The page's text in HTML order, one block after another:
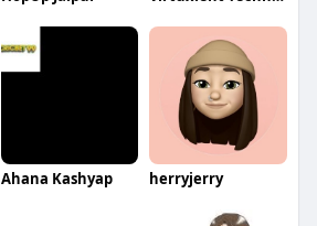
Ahana Kashyap herryjerry